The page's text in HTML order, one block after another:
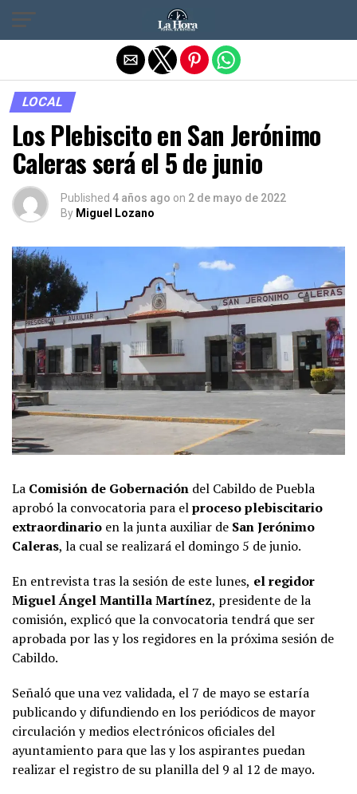
LOCAL
Los Plebiscito en San Jerónimo
Caleras será el 5 de junio
Published 4 años ago on 2 de mayo de 2022
By Miguel Lozano
La Comisión de Gobernación del Cabildo de Puebla
aprobó la convocatoria para elproceso plebiscitario
extraordinario en la junta auxiliar de San Jerónimo
Caleras, la cual se realizará el domingo 5 de junio.
En entrevista tras la sesión de este lunes, el regidor
Miguel Ángel Mantilla Martínez, presidente de la
comisión, explicó que la convocatoria tendrá que ser
aprobada por las y los regidores en la próxima sesión de
Cabildo.
Señaló que una vez validada, el 7 de mayo se estaría
publicando y difundiendo en los periódicos de mayor
circulación y medios electrónicos oficiales del
ayuntamiento para que las y los aspirantes puedan
realizar el registro de su planilla del 9 al 12 de mayo.
Salir de la versión móvil